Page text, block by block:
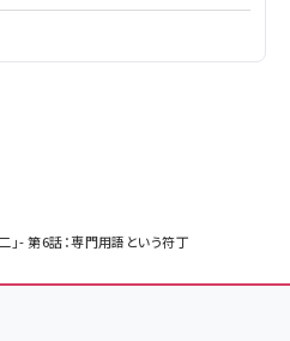
」- 第6話：専門用語という符丁